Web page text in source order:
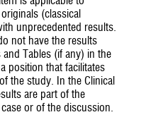
(classical
unprecedented results.
not have the results
Tables (if any) in the
position that facilitates
the study. In the Clinical
are part of the
or of the discussion.